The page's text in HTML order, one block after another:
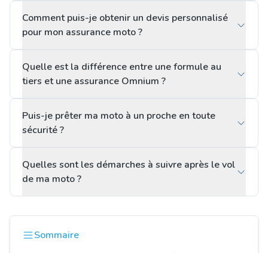
Comment puis-je obtenir un devis personnalisé
pour mon assurance moto ?
Quelle est la différence entre une formule au
tiers et une assurance Omnium ?
Puis-je prêter ma moto à un proche en toute
sécurité ?
Quelles sont les démarches à suivre après le vol
de ma moto ?
Sommaire